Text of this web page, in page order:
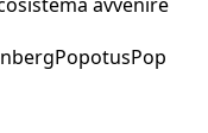
PopotusPop